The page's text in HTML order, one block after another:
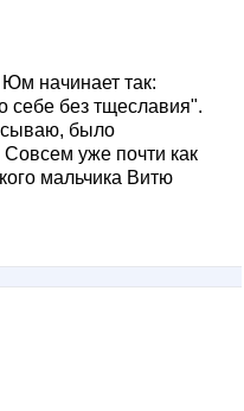
начинает так:
себе без тщеславия".
было
Совсем уже почти как
мальчика Витю